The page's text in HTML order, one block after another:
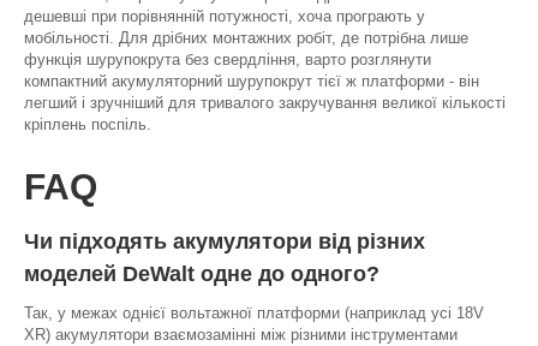
дешевші при порівнянній потужності, хоча програють у
мобільності. Для дрібних монтажних робіт, де потрібна лише
функція шурупокрута без свердління, варто розглянути
компактний акумуляторний шурупокрут тієї ж платформи - він
легший і зручніший для тривалого закручування великої кількості
кріплень поспіль.
FAQ
Чи підходять акумулятори від різних
моделей DeWalt одне до одного?
Так, у межах однієї вольтажної платформи (наприклад усі 18V
XR) акумулятори взаємозамінні між різними інструментами